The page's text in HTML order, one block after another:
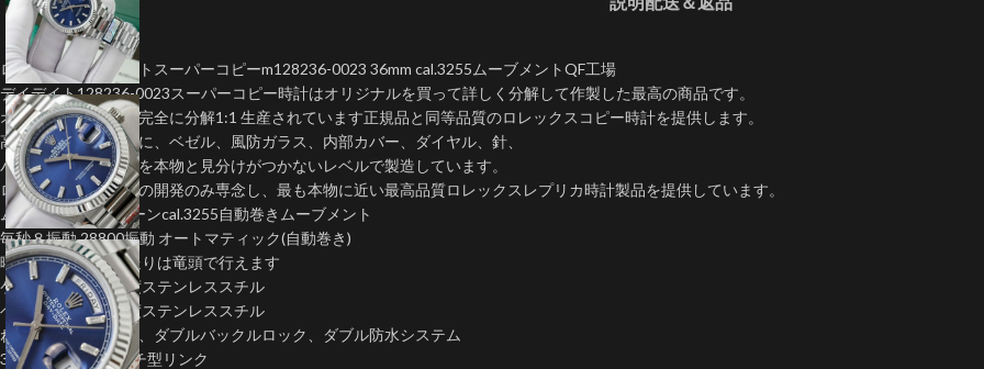
ロレックスデイデイトスーパーコピーm128236-0023 36mm cal.3255ムーブメントQF工場
デイデイト128236-0023スーパーコピー時計はオリジナルを買って詳しく分解して作製した最高の商品です。
オリジナルモデルを完全に分解1:1 生産されています正規品と同等品質のロレックスコピー時計を提供します。
高いコストを厭わずに、ベゼル、風防ガラス、内部カバー、ダイヤル、針、
バックルなどの部品を本物と見分けがつかないレベルで製造しています。​
ロレックスレプリカの開発のみ専念し、最も本物に近い最高品質ロレックスレプリカ時計製品を提供しています。
ムーブメント: クローンcal.3255自動巻きムーブメント
毎秒８振動 28800振動 オートマティック(自動巻き)
曜日 カレンダー早送りは竜頭で行えます
ケース：904L高強度ステンレススチル
ベルト：904L高強度ステンレススチル
ねじ込み式リューズ、ダブルバックルロック、ダブル防水システム
3セクションのアーチ型リンク